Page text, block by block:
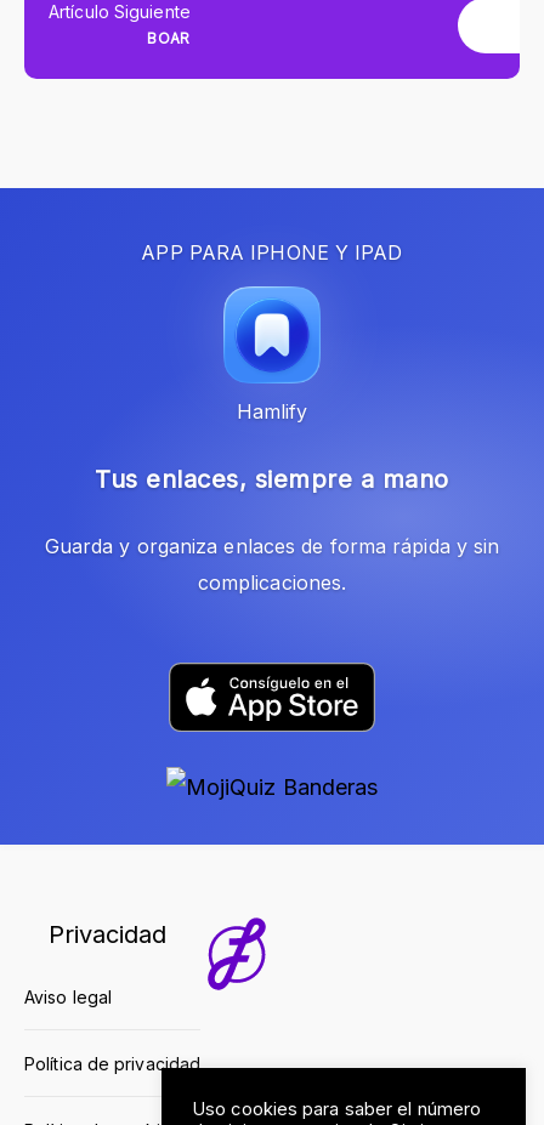
Artículo Siguiente
BOAR
APP PARA IPHONE Y IPAD
Hamlify
Tus enlaces, siempre a mano
Guarda y organiza enlaces de forma rápida y sin
complicaciones.
Privacidad
Aviso legal
Política de privacidad
Uso cookies para saber el número